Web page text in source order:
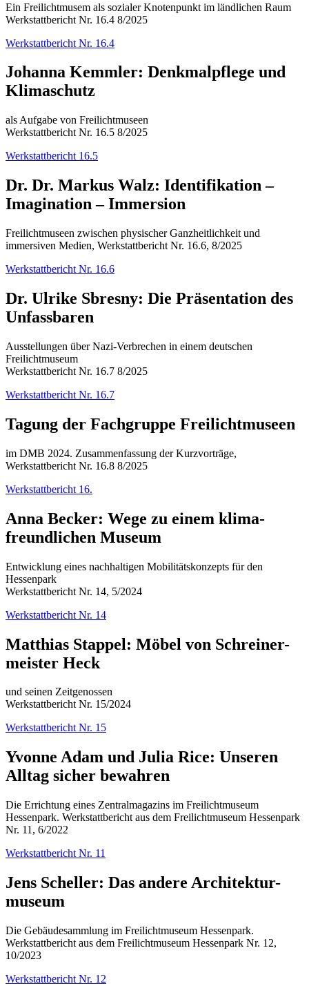
Ein Freilichtmusem als sozialer Knotenpunkt im ländlichen Raum
Werkstattbericht Nr. 16.4 8/2025
Werkstattbericht Nr. 16.4
Johanna Kemmler: Denkmalpflege und
Klimaschutz
als Aufgabe von Freilichtmuseen
Werkstattbericht Nr. 16.5 8/2025
Werkstattbericht 16.5
Dr. Dr. Markus Walz: Identifikation –
Imagination – Immersion
Freilichtmuseen zwischen physischer Ganzheitlichkeit und
immersiven Medien, Werkstattbericht Nr. 16.6, 8/2025
Werkstattbericht Nr. 16.6
Dr. Ulrike Sbresny: Die Präsentation des
Unfassbaren
Ausstellungen über Nazi-Verbrechen in einem deutschen
Freilichtmuseum
Werkstattbericht Nr. 16.7 8/2025
Werkstattbericht Nr. 16.7
Tagung der Fachgruppe Freilichtmuseen
im DMB 2024. Zusammenfassung der Kurzvorträge,
Werkstattbericht Nr. 16.8 8/2025
Werkstattbericht 16.
Anna Becker: Wege zu einem klima-
freundlichen Museum
Entwicklung eines nachhaltigen Mobilitätskonzepts für den
Hessenpark
Werkstattbericht Nr. 14, 5/2024
Werkstattbericht Nr. 14
Matthias Stappel: Möbel von Schreiner-
meister Heck
und seinen Zeitgenossen
Werkstattbericht Nr. 15/2024
Werkstattbericht Nr. 15
Yvonne Adam und Julia Rice: Unseren
Alltag sicher bewahren
Die Errichtung eines Zentralmagazins im Freilichtmuseum
Hessenpark. Werkstattbericht aus dem Freilichtmuseum Hessenpark
Nr. 11, 6/2022
Werkstattbericht Nr. 11
Jens Scheller: Das andere Architektur-
museum
Die Gebäudesammlung im Freilichtmuseum Hessenpark.
Werkstattbericht aus dem Freilichtmuseum Hessenpark Nr. 12,
10/2023
Werkstattbericht Nr. 12